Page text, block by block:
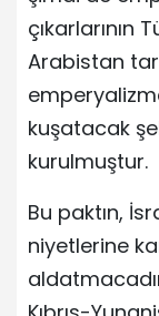
çıkarlarının
Arabistan
kuşatacak
kurulmuştur.
Bu paktın,
niyetlerine